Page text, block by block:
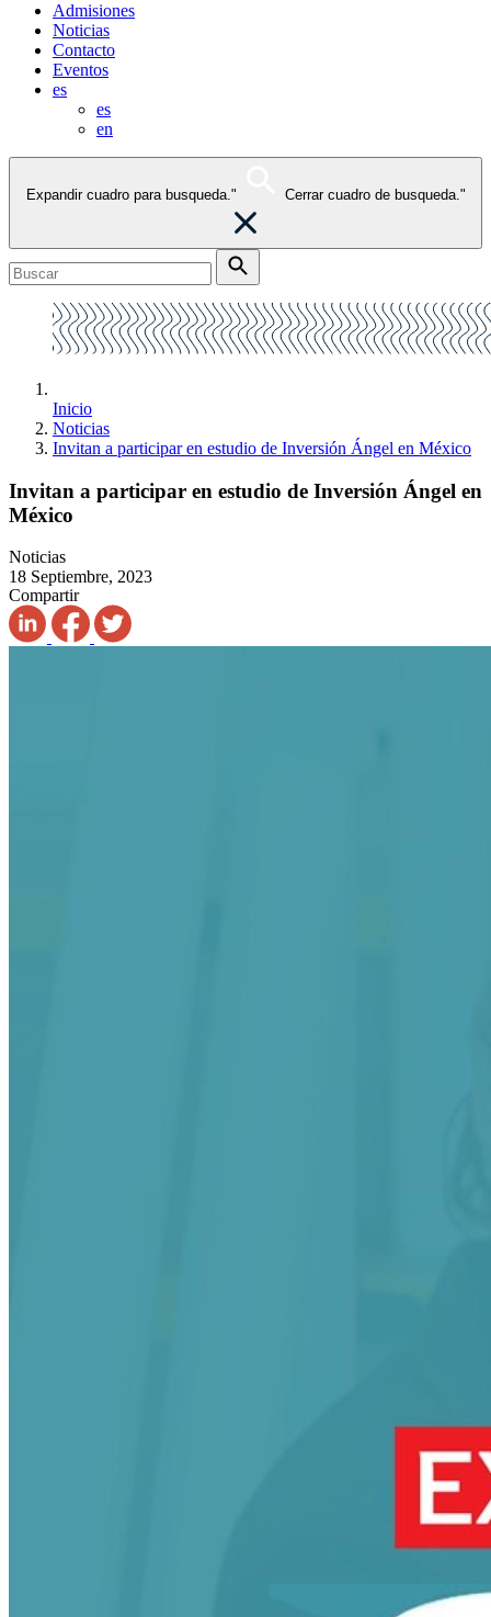
Admisiones
Noticias
Contacto
Eventos
es
es
en
Expandir cuadro para busqueda." Cerrar cuadro de busqueda."
Inicio
Noticias
Invitan a participar en estudio de Inversión Ángel en México
Invitan a participar en estudio de Inversión Ángel en
México
Noticias
18 Septiembre, 2023
Compartir